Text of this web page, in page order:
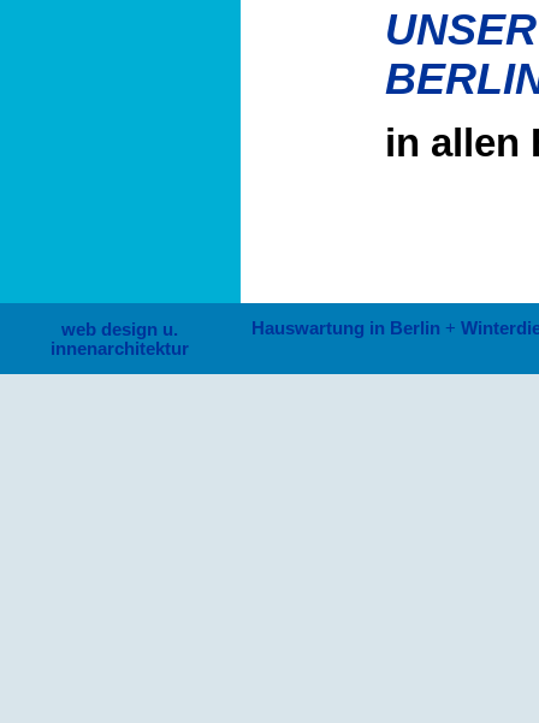
in allen
web design u.
innenarchitektur
Hauswartung in Berlin +